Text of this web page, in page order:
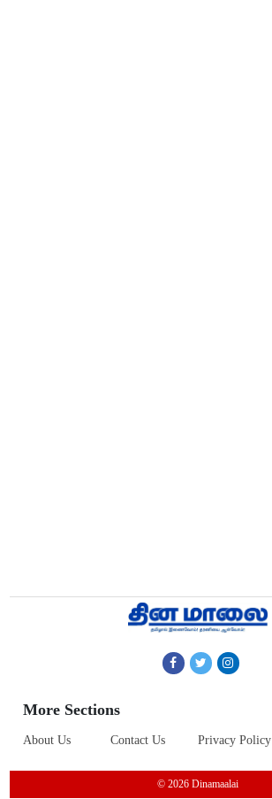
More Sections
About Us Contact Us Privacy Policy
© 2026 Dinamaalai